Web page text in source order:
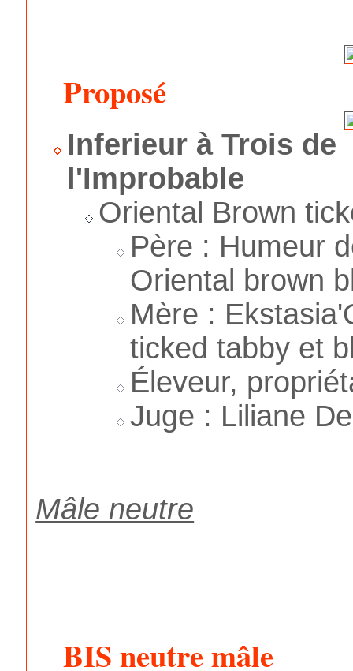
Proposé
Inferieur à Trois de
l'Improbable
Oriental Brown
Père : Humeur
Oriental brown
Mère :
ticked tabby et
Éleveur,
Juge : Liliane
Mâle neutre
BIS neutre mâle